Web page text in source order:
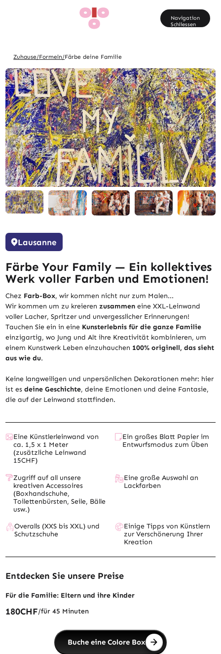
Navigation
Schliessen
Zuhause/Formeln/Färbe deine Familie
Lausanne
Färbe Your Family — Ein kollektives
Werk voller Farben und Emotionen!
Chez Farb-Box, wir kommen nicht nur zum Malen...
Wir kommen um zu kreierenzusammen eine XXL-Leinwand
voller Lacher, Spritzer und unvergesslicher Erinnerungen!
Tauchen Sie ein in eine Kunsterlebnis für die ganze Familie
einzigartig, wo Jung und Alt ihre Kreativität kombinieren, um
einem Kunstwerk Leben einzuhauchen 100% originell, das sieht
aus wie du.
Keine langweiligen und unpersönlichen Dekorationen mehr: hier
ist esdeine Geschichte, deine Emotionen und deine Fantasie,
die auf der Leinwand stattfinden.
Eine Künstlerleinwand von
ca. 1,5 x 1 Meter
(zusätzliche Leinwand
15CHF)
Ein großes Blatt Papier im
Entwurfsmodus zum Üben
Zugriff auf all unsere
kreativen Accessoires
(Boxhandschuhe,
Toilettenbürsten, Seile, Bälle
usw.)
Eine große Auswahl an
Lackfarben
Overalls (XXS bis XXL) und
Schutzschuhe
Einige Tipps von Künstlern
zur Verschönerung Ihrer
Kreation
Entdecken Sie unsere Preise
Für die Familie: Eltern und ihre Kinder
180CHF/für 45 Minuten
Buche eine Colore Box